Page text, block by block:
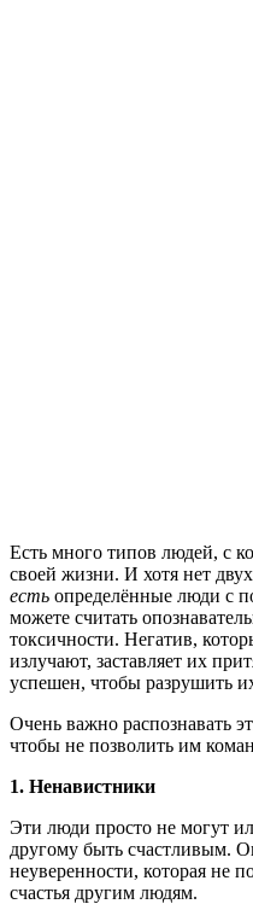
Есть много типов людей, с
своей жизни. И хотя нет
есть определённые люди с
можете считать
токсичности. Негатив,
излучают, заставляет их
успешен, чтобы разрушить
Очень важно распознавать
чтобы не позволить им
1. Ненавистники
Эти люди просто не могут
другому быть счастливым.
неуверенности, которая не
счастья другим людям.